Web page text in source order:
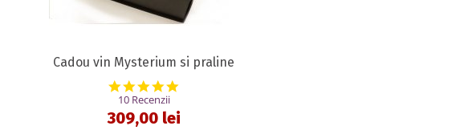
Cadou vin Mysterium si praline
10 Recenzii
309,00 lei